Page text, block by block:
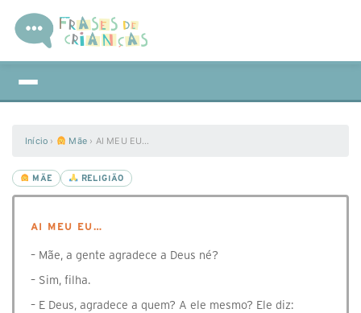
Início › Mãe › AI MEU EU…
MÃE RELIGIÃO
AI MEU EU…
⁣⁣⁣⁣– Mãe, a gente agradece a Deus né?
– Sim, filha.
– E Deus, agradece a quem? A ele mesmo? Ele diz: